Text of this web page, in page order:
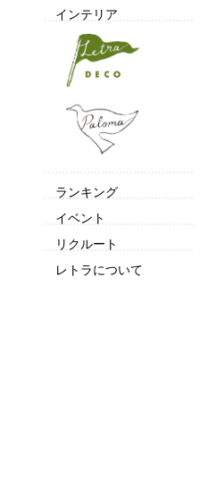
インテリア
ランキング
イベント
リクルート
レトラについて